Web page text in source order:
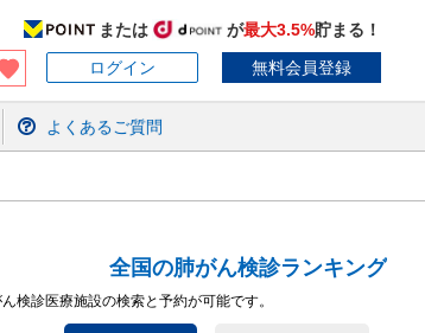
または が最大3.5%貯まる！
ログイン
無料会員登録
よくあるご質問
全国の肺がん検診ランキング
検診医療施設の検索と予約が可能です。